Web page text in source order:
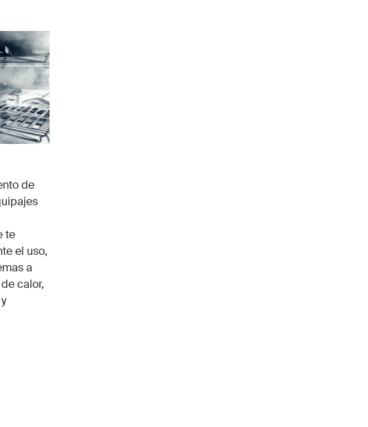
de
te
el uso,
a
calor,